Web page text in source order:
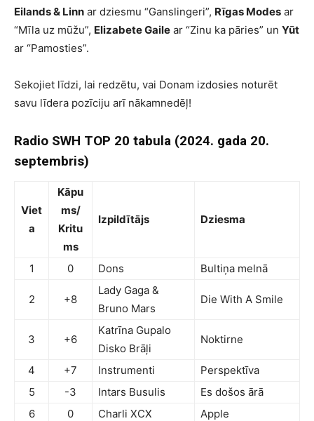
Eilands & Linn ar dziesmu “Ganslingeri”, Rīgas Modes ar
“Mīla uz mūžu”, Elizabete Gaile ar “Zinu ka pāries” un Yūt
ar “Pamosties”.
Sekojiet līdzi, lai redzētu, vai Donam izdosies noturēt
savu līdera pozīciju arī nākamnedēļ!
Radio SWH TOP 20 tabula (2024. gada 20.
septembris)
Viet
a
Kāpu
ms/
Kritu
ms
Izpildītājs Dziesma
1 0 Dons Bultiņa melnā
2 +8
Lady Gaga &
Bruno Mars
Die With A Smile
3 +6
Katrīna Gupalo
Disko Brāļi
Noktirne
4 +7 Instrumenti
Perspektīva
5
-3 Intars Busulis
Es došos ārā
6
0 Charli XCX
Apple